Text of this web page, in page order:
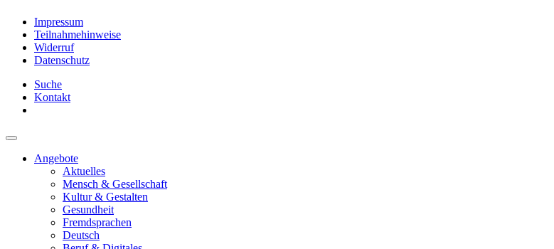
Impressum
Teilnahmehinweise
Widerruf
Datenschutz
Suche
Kontakt
Angebote
Aktuelles
Mensch & Gesellschaft
Kultur & Gestalten
Gesundheit
Fremdsprachen
Deutsch